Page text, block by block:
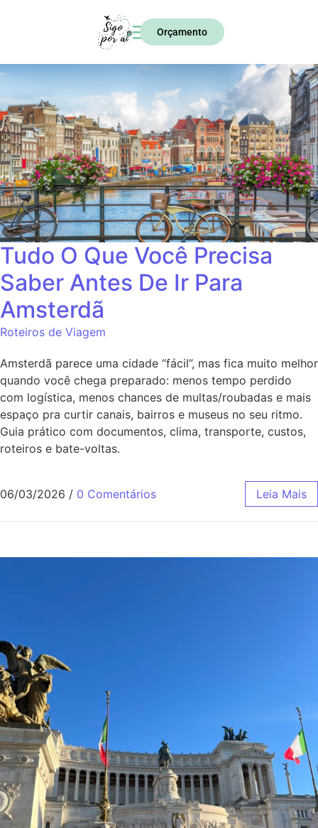
Orçamento
Tudo O Que Você Precisa
Saber Antes De Ir Para
Amsterdã
Roteiros de Viagem
Amsterdã parece uma cidade “fácil”, mas fica muito melhor
quando você chega preparado: menos tempo perdido
com logística, menos chances de multas/roubadas e mais
espaço pra curtir canais, bairros e museus no seu ritmo.
Guia prático com documentos, clima, transporte, custos,
roteiros e bate-voltas.
06/03/2026 / 0 Comentários Leia Mais